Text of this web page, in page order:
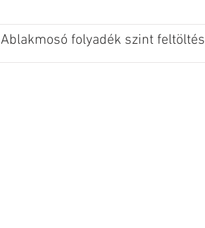
Ablakmosó folyadék szint feltöltés